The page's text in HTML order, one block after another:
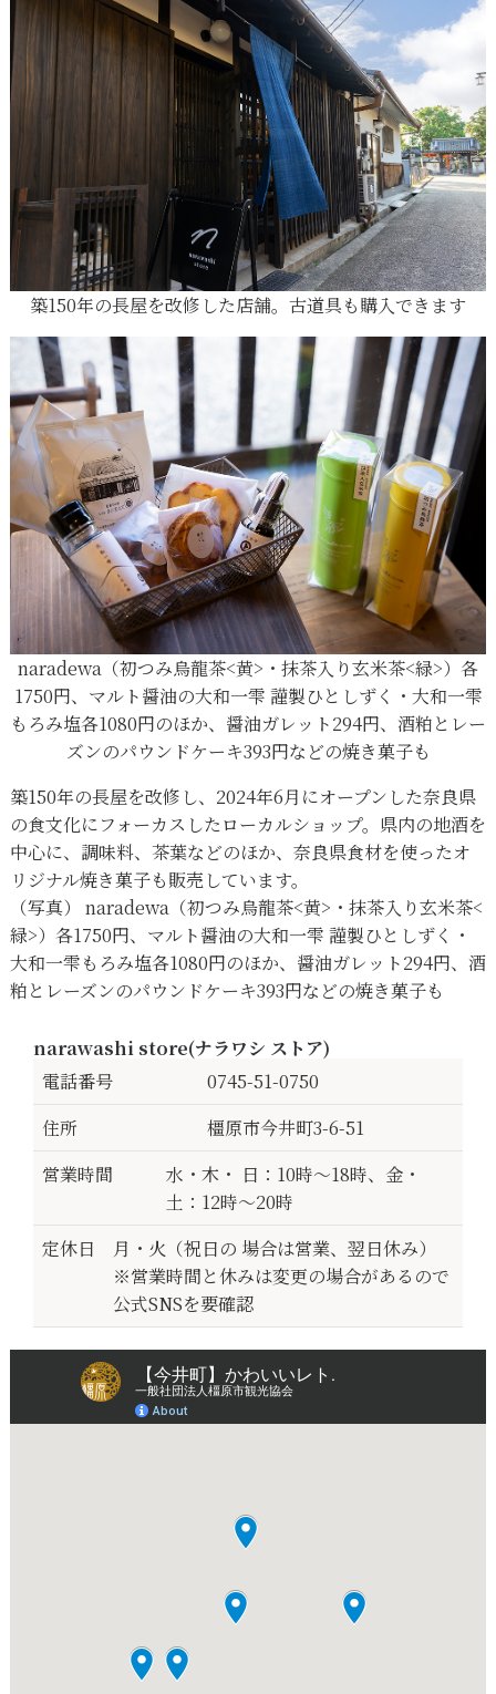
築150年の長屋を改修した店舗。古道具も購入できます
naradewa（初つみ烏龍茶<黄>・抹茶入り玄米茶<緑>）各
1750円、マルト醤油の大和一雫 謹製ひとしずく・大和一雫
もろみ塩各1080円のほか、醤油ガレット294円、酒粕とレー
ズンのパウンドケーキ393円などの焼き菓子も
築150年の長屋を改修し、2024年6月にオープンした奈良県
の食文化にフォーカスしたローカルショップ。県内の地酒を
中心に、調味料、茶葉などのほか、奈良県食材を使ったオ
リジナル焼き菓子も販売しています。
（写真） naradewa（初つみ烏龍茶<黄>・抹茶入り玄米茶<
緑>）各1750円、マルト醤油の大和一雫 謹製ひとしずく・
大和一雫もろみ塩各1080円のほか、醤油ガレット294円、酒
粕とレーズンのパウンドケーキ393円などの焼き菓子も
narawashi store(ナラワシ ストア)
電話番号
0745-51-0750
住所
橿原市今井町3-6-51
営業時間
水・木・ 日：10時〜18時、金・
土：12時〜20時
定休日
月・火（祝日の 場合は営業、翌日休み）
※営業時間と休みは変更の場合があるので
公式SNSを要確認